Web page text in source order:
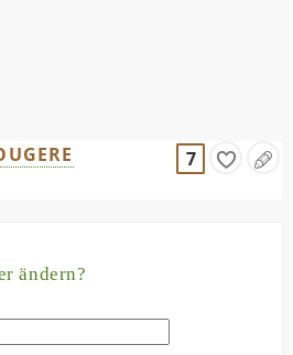
7
ändern?